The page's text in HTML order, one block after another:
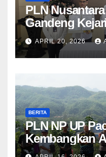
PLN
Gandeng
Penanganan
TUN
APRIL 20, 2026
BERITA
PLN NP UP
Kembangkan
Berbasis